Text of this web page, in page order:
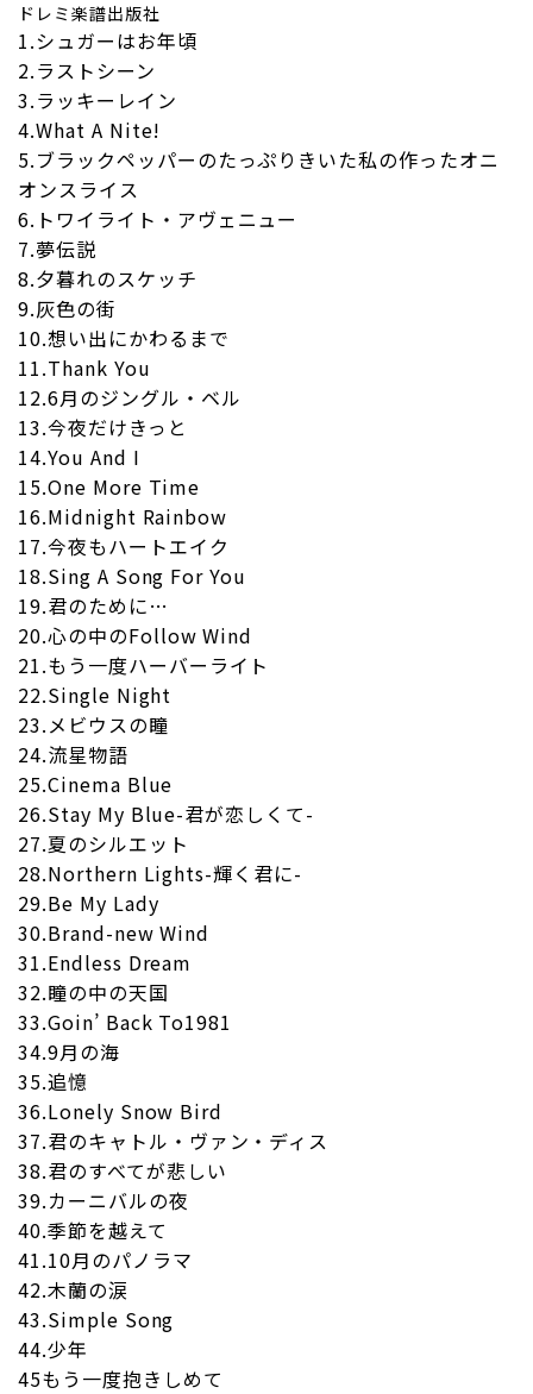
ドレミ楽譜出版社
1.シュガーはお年頃
2.ラストシーン
3.ラッキーレイン
4.What A Nite!
5.ブラックペッパーのたっぷりきいた私の作ったオニ
オンスライス
6.トワイライト・アヴェニュー
7.夢伝説
8.夕暮れのスケッチ
9.灰色の街
10.想い出にかわるまで
11.Thank You
12.6月のジングル・ベル
13.今夜だけきっと
14.You And I
15.One More Time
16.Midnight Rainbow
17.今夜もハートエイク
18.Sing A Song For You
19.君のために…
20.心の中のFollow Wind
21.もう一度ハーバーライト
22.Single Night
23.メビウスの瞳
24.流星物語
25.Cinema Blue
26.Stay My Blue-君が恋しくて-
27.夏のシルエット
28.Northern Lights-輝く君に-
29.Be My Lady
30.Brand-new Wind
31.Endless Dream
32.瞳の中の天国
33.Goin’ Back To1981
34.9月の海
35.追憶
36.Lonely Snow Bird
37.君のキャトル・ヴァン・ディス
38.君のすべてが悲しい
39.カーニバルの夜
40.季節を越えて
41.10月のパノラマ
42.木蘭の涙
43.Simple Song
44.少年
45もう一度抱きしめて